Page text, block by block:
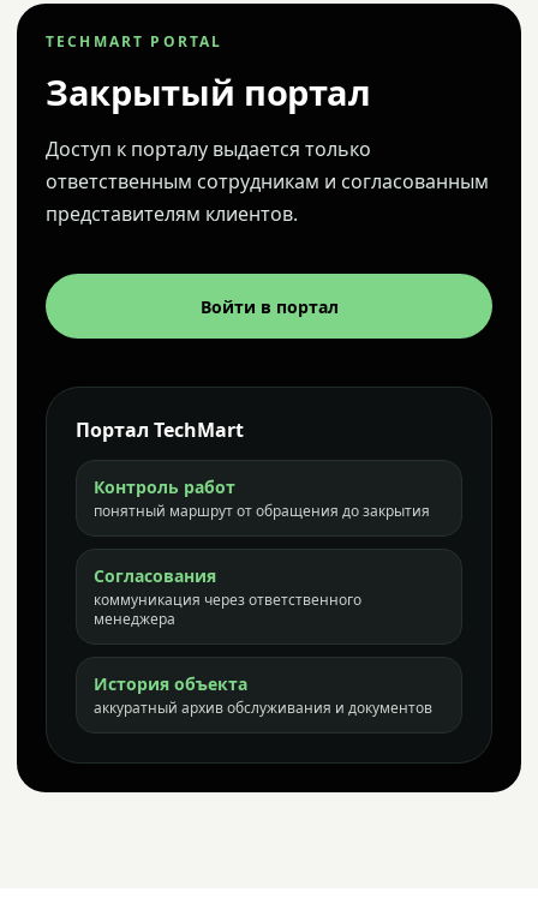
TECHMART PORTAL
Закрытый портал
Доступ к порталу выдается только
ответственным сотрудникам и согласованным
представителям клиентов.
Войти в портал
Портал TechMart
Контроль работ
понятный маршрут от обращения до закрытия
Согласования
коммуникация через ответственного
менеджера
История объекта
аккуратный архив обслуживания и документов